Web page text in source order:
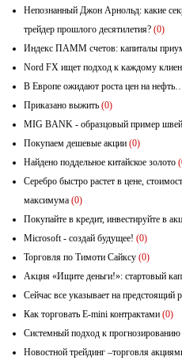
Непознанный Джон Арнольд: какие
трейдер прошлого десятилетия? (0)
Индекс ПАММ счетов: капиталы
Nord FX ищет подход к каждому
В Европе ожидают роста цен на
Приказано выжить (0)
MIG BANK - образцовый пример
Покупаем дешевые акции (0)
Найдено поддельное китайское золото
Серебро быстро растет в цене,
максимума (0)
Покупайте в кредит, инвестируйте в
Microsoft - создай будущее! (0)
Торговля по Тимоти Сайксу (0)
Акция «Ищите деньги!»: стартовый
Сейчас все указывает на предстоящий
Как торговать E-mini контрактами (0)
Системный подход к
Новостной трейдинг –торговля